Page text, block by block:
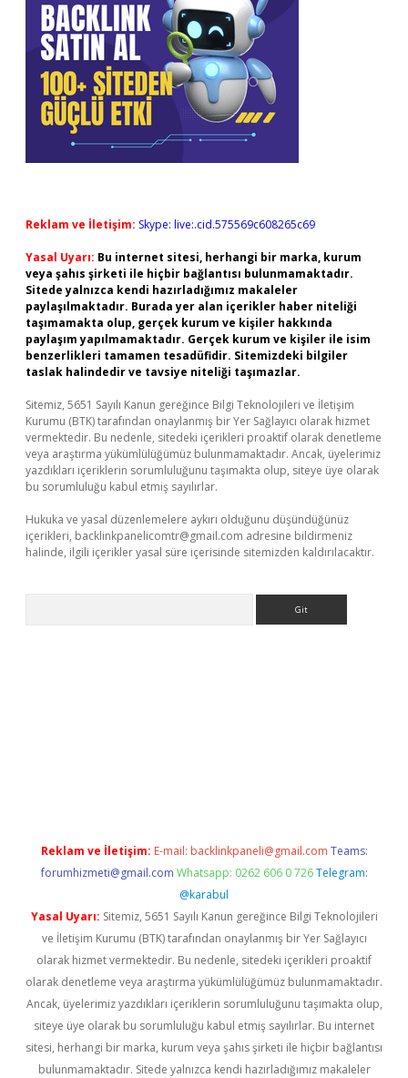
Reklam ve İletişim: Skype: live:.cid.575569c608265c69
Yasal Uyarı: Bu internet sitesi, herhangi bir marka, kurum
veya şahıs şirketi ile hiçbir bağlantısı bulunmamaktadır.
Sitede yalnızca kendi hazırladığımız makaleler
paylaşılmaktadır. Burada yer alan içerikler haber niteliği
taşımamakta olup, gerçek kurum ve kişiler hakkında
paylaşım yapılmamaktadır. Gerçek kurum ve kişiler ile isim
benzerlikleri tamamen tesadüfidir. Sitemizdeki bilgiler
taslak halindedir ve tavsiye niteliği taşımazlar.
Sitemiz, 5651 Sayılı Kanun gereğince Bilgi Teknolojileri ve İletişim
Kurumu (BTK) tarafından onaylanmış bir Yer Sağlayıcı olarak hizmet
vermektedir. Bu nedenle, sitedeki içerikleri proaktif olarak denetleme
veya araştırma yükümlülüğümüz bulunmamaktadır. Ancak, üyelerimiz
yazdıkları içeriklerin sorumluluğunu taşımakta olup, siteye üye olarak
bu sorumluluğu kabul etmiş sayılırlar.
Hukuka ve yasal düzenlemelere aykırı olduğunu düşündüğünüz
içerikleri, backlinkpanelicomtr@gmail.com adresine bildirmeniz
halinde, ilgili içerikler yasal süre içerisinde sitemizden kaldırılacaktır.
Reklam ve İletişim: E-mail: backlinkpaneli@gmail.com Teams:
forumhizmeti@gmail.com Whatsapp: 0262 606 0 726 Telegram:
@karabul
Yasal Uyarı: Sitemiz, 5651 Sayılı Kanun gereğince Bilgi Teknolojileri
ve İletişim Kurumu (BTK) tarafından onaylanmış bir Yer Sağlayıcı
olarak hizmet vermektedir. Bu nedenle, sitedeki içerikleri proaktif
olarak denetleme veya araştırma yükümlülüğümüz bulunmamaktadır.
Ancak, üyelerimiz yazdıkları içeriklerin sorumluluğunu taşımakta olup,
siteye üye olarak bu sorumluluğu kabul etmiş sayılırlar. Bu internet
sitesi, herhangi bir marka, kurum veya şahıs şirketi ile hiçbir bağlantısı
bulunmamaktadır. Sitede yalnızca kendi hazırladığımız makaleler